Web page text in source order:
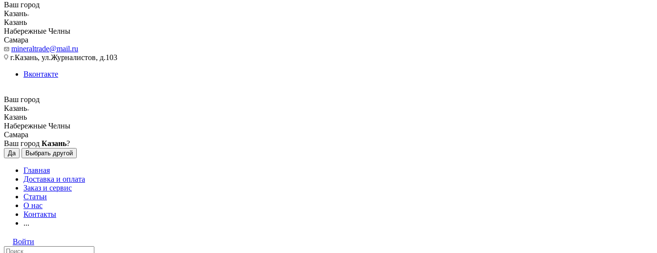
Ваш город
Казань
Казань
Набережные Челны
Самара
mineraltrade@mail.ru
г.Казань, ул.Журналистов, д.103
Вконтакте
Ваш город
Казань
Казань
Набережные Челны
Самара
Ваш город Казань?
Да Выбрать другой
Главная
Доставка и оплата
Заказ и сервис
Статьи
О нас
Контакты
...
Войти